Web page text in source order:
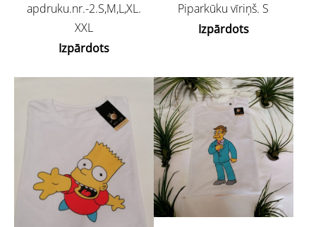
apdruku.nr.-2.S,M,L,XL.
XXL
Izpārdots
Piparkūku vīriņš. S
Izpārdots